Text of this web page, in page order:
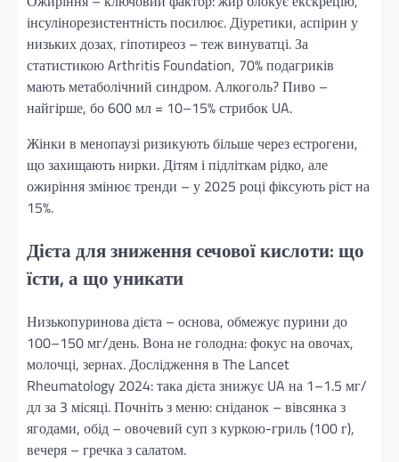
інсулінорезистентність посилює. Діуретики, аспірин у
низьких дозах, гіпотиреоз – теж винуватці. За
статистикою Arthritis Foundation, 70% подагриків
мають метаболічний синдром. Алкоголь? Пиво –
найгірше, бо 600 мл = 10–15% стрибок UA.
Жінки в менопаузі ризикують більше через естрогени,
що захищають нирки. Дітям і підліткам рідко, але
ожиріння змінює тренди – у 2025 році фіксують ріст на
15%.
Дієта для зниження сечової кислоти: що
їсти, а що уникати
Низькопуринова дієта – основа, обмежує пурини до
100–150 мг/день. Вона не голодна: фокус на овочах,
молочці, зернах. Дослідження в The Lancet
Rheumatology 2024: така дієта знижує UA на 1–1.5 мг/
дл за 3 місяці. Почніть з меню: сніданок – вівсянка з
ягодами, обід – овочевий суп з куркою-гриль (100 г),
вечеря – гречка з салатом.